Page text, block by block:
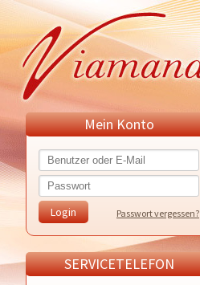
Mein Konto
Passwort vergessen?
SERVICETELEFON